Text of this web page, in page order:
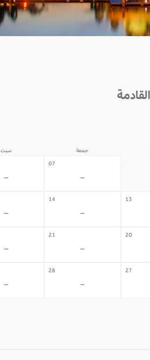
جمعة سبت
07
-
-
13
14
-
-
20
21
-
-
27
28
-
-